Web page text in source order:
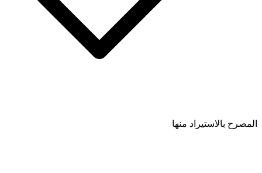
المصرح بالاستيراد منها